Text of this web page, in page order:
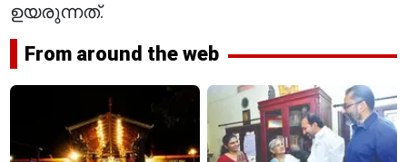
ഉയരുന്നത്.
From around the web